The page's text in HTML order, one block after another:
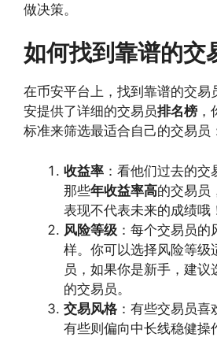
做决策。
如何找到靠谱的交
在币安平台上，找到靠谱的交易
安提供了详细的交易员排名榜
标准来筛选最适合自己的交易员
收益率 ：看他们过去的
那些年收益率高的交易员
表现不代表未来的成绩哦
风险等级 ：每个交易员
样。你可以选择风险等级
员，如果你是新手，建议
的交易员。
交易风格 ：有些交易员喜
有些则偏向中长线稳健操